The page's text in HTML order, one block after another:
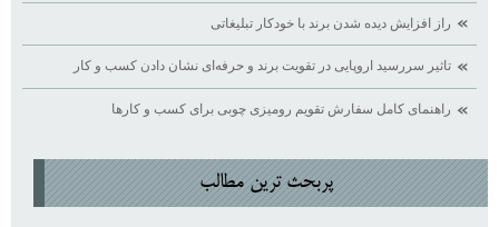
راز افزایش دیده ‌شدن برند با خودکار تبلیغاتی
تاثیر سررسید اروپایی در تقویت برند و حرفه‌ای نشان دادن کسب ‌و کار
راهنمای کامل سفارش تقویم رومیزی چوبی برای کسب ‌و کارها
پربحث ترين مطالب